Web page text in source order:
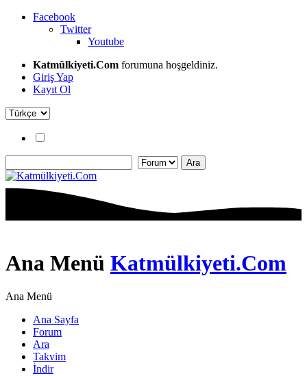
Facebook
Twitter
Youtube
Katmülkiyeti.Com forumuna hoşgeldiniz.
Giriş Yap
Kayıt Ol
Ana Menü Katmülkiyeti.Com
Ana Menü
Ana Sayfa
Forum
Ara
Takvim
İndir